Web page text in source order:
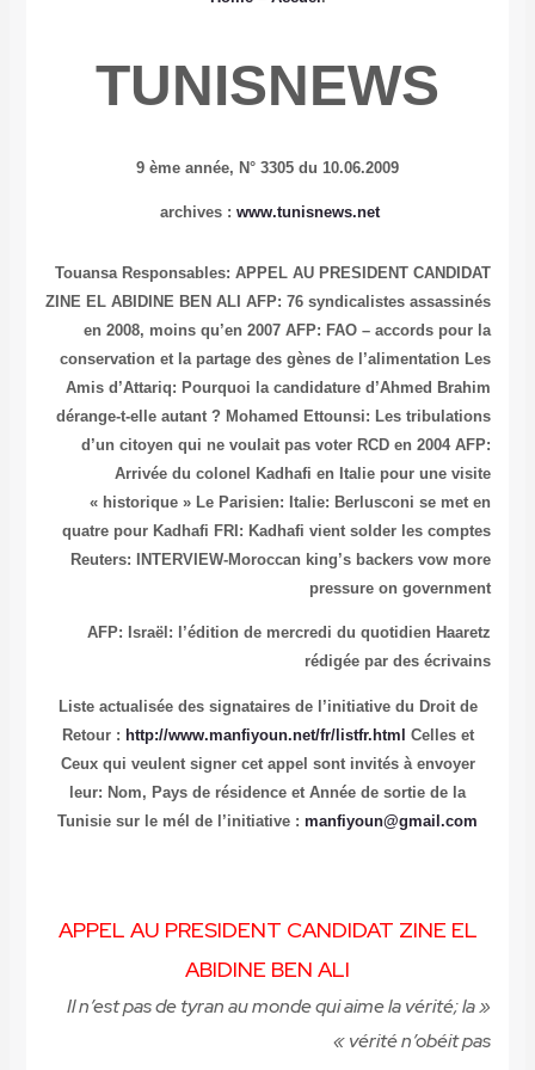
Touansa
ZINE EL
en
Amis
dérange-t-
d’un
«
quatre
Reuters:
AFP:
Liste
Retour :
Ceux qui
leur:
Tunisie
APPEL
« Il